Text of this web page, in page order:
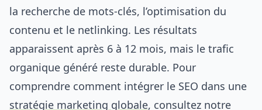
la recherche de mots-clés, l’optimisation du
contenu et le netlinking. Les résultats
apparaissent après 6 à 12 mois, mais le trafic
organique généré reste durable. Pour
comprendre comment intégrer le SEO dans une
stratégie marketing globale, consultez notre